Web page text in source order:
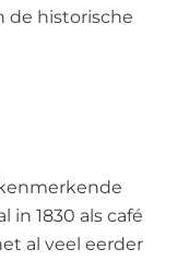
de historische
1830 als café
al veel eerder